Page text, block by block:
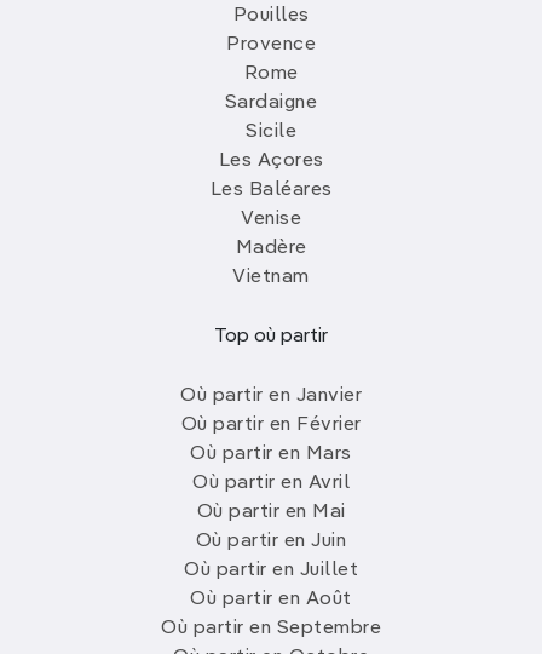
Pouilles
Provence
Rome
Sardaigne
Sicile
Les Açores
Les Baléares
Venise
Madère
Vietnam
Top où partir
Où partir en Janvier
Où partir en Février
Où partir en Mars
Où partir en Avril
Où partir en Mai
Où partir en Juin
Où partir en Juillet
Où partir en Août
Où partir en Septembre